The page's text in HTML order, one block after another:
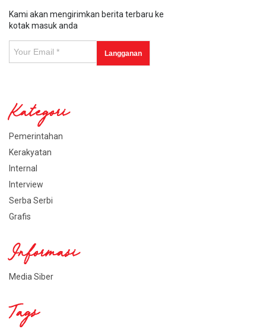
Kami akan mengirimkan berita terbaru ke
kotak masuk anda
Kategori
Pemerintahan
Kerakyatan
Internal
Interview
Serba Serbi
Grafis
Informasi
Media Siber
Tags